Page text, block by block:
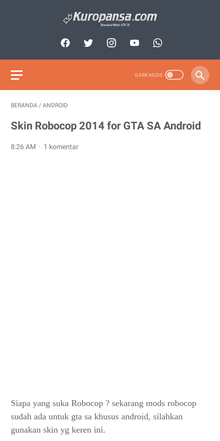
BERANDA / ANDROID
Skin Robocop 2014 for GTA SA Android
8:26 AM 1 komentar
Siapa yang suka Robocop ? sekarang mods robocop
sudah ada untuk gta sa khusus android, silahkan
gunakan skin yg keren ini.